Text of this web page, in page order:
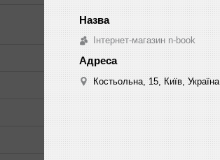
Інтернет-магазин n-book
Костьольна, 15, Київ, Україна